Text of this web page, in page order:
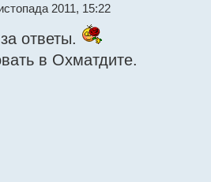
2011, 15:22
ответы.
в Охматдите.